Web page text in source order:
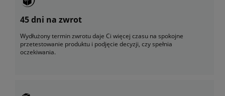
45 dni na zwrot
Wydłużony termin zwrotu daje Ci więcej czasu na spokojne
przetestowanie produktu i podjęcie decyzji, czy spełnia
oczekiwania.